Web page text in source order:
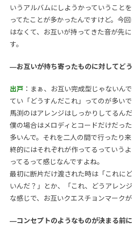
いうアルバムにしようかっていうこと
ってたことが多かったんですけど。今
はなくて、お互いが持ってきた音が先
す。
—お互いが持ち寄ったものに対してど
出戸 ：まぁ、お互い完成型じゃないん
てい「どうすんだこれ」ってのが多いで
馬渕のはアレンジはしっかりしてるん
僕の場合はメロディとコードだけだっ
多いんで。それを二人の間で行ったり
終的にはそれぞれが作ってるっていう
ってるって感じなんですよね。
最初に断片だけ渡された時は「これに
いんだ？」とか、「これ、どうアレン
な感じで、お互いクエスチョンマークが
—コンセプトのようなものが決まる前